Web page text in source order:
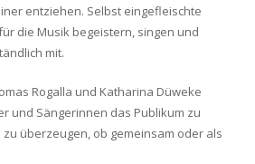
entziehen. Selbst eingefleischte
die Musik begeistern, singen und
mit.
Rogalla und Katharina Düweke
und Sängerinnen das Publikum zu
überzeugen, ob gemeinsam oder als